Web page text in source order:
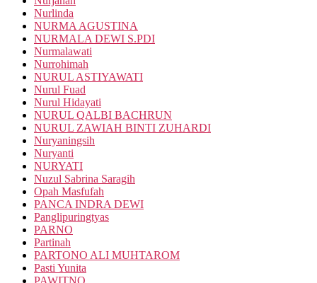
Nurlinda
NURMA AGUSTINA
NURMALA DEWI S.PDI
Nurmalawati
Nurrohimah
NURUL ASTIYAWATI
Nurul Fuad
Nurul Hidayati
NURUL QALBI BACHRUN
NURUL ZAWIAH BINTI ZUHARDI
Nuryaningsih
Nuryanti
NURYATI
Nuzul Sabrina Saragih
Opah Masfufah
PANCA INDRA DEWI
Panglipuringtyas
PARNO
Partinah
PARTONO ALI MUHTAROM
Pasti Yunita
PAWITNO